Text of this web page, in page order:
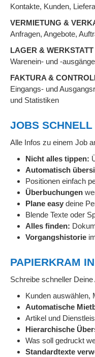
Kontakte, Kunden,
VERMIETUNG &
Anfragen, Angebote,
LAGER & WERKSTATT
Warenein- und -
FAKTURA &
Eingangs- und
und Statistiken
JOBS
Alle Infos zu einem Job
Nicht alles tippen:
Automatisch
Positionen einfach
Überbuchungen
Plane easy deine
Blende Texte oder
Alles finden:
Vorgangshistorie
PAPIERKRAM
Schreibe schneller
Kunden auswählen,
Automatische
Artikel und
Hierarchische
Was soll gedruckt
Standardtexte